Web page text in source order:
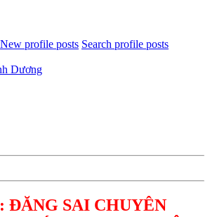
New profile posts Search profile posts
Dương
ĐĂNG SAI CHUYÊN